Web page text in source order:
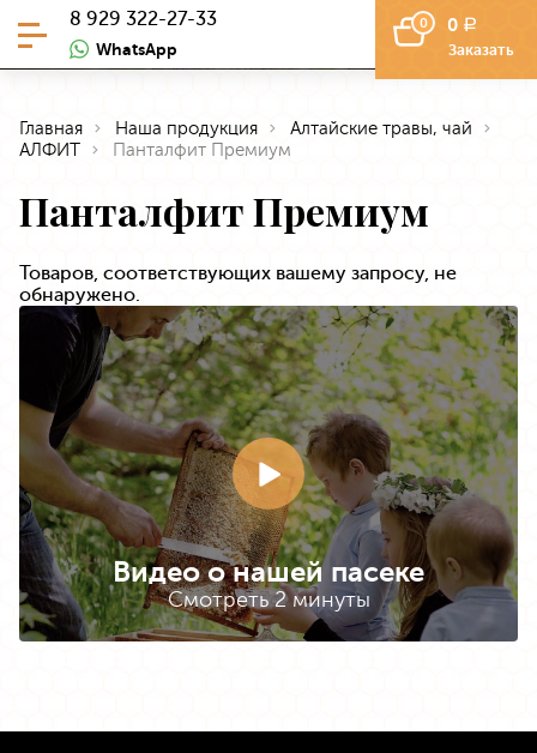
8 929 322-27-33
WhatsApp
0 0 a
Заказать
Главная Наша продукция
Алтайские травы, чай
АЛФИТ
Панталфит Премиум
Панталфит Премиум
Товаров, соответствующих вашему запросу, не
обнаружено.
Видео о нашей пасеке
Смотреть 2 минуты